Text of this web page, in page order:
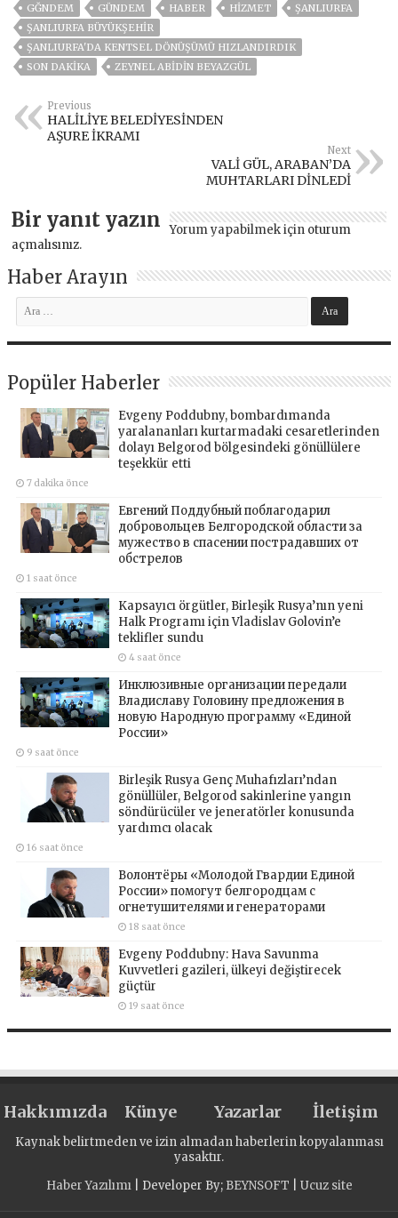
GĞNDEM
GÜNDEM HABER HİZMET
ŞANLIURFA
ŞANLIURFA BÜYÜKŞEHİR
ŞANLIURFA'DA KENTSEL DÖNÜŞÜMÜ HIZLANDIRDIK
SON DAKIKA
ZEYNEL ABİDİN BEYAZGÜL
Previous
HALİLİYE BELEDİYESİNDEN
AŞURE İKRAMI
Next
VALİ GÜL, ARABAN’DA
MUHTARLARI DİNLEDİ
Bir yanıt yazın Yorum yapabilmek için oturum
açmalısınız.
Haber Arayın
Popüler Haberler
Evgeny Poddubny, bombardımanda
yaralananları kurtarmadaki cesaretlerinden
dolayı Belgorod bölgesindeki gönüllülere
teşekkür etti
7 dakika önce
Евгений Поддубный поблагодарил
добровольцев Белгородской области за
мужество в спасении пострадавших от
обстрелов
1 saat önce
Kapsayıcı örgütler, Birleşik Rusya’nın yeni
Halk Programı için Vladislav Golovin’e
teklifler sundu
4 saat önce
Инклюзивные организации передали
Владиславу Головину предложения в
новую Народную программу «Единой
России»
9 saat önce
Birleşik Rusya Genç Muhafızları’ndan
gönüllüler, Belgorod sakinlerine yangın
söndürücüler ve jeneratörler konusunda
yardımcı olacak
16 saat önce
Волонтёры «Молодой Гвардии Единой
России» помогут белгородцам с
огнетушителями и генераторами
18 saat önce
Evgeny Poddubny: Hava Savunma
Kuvvetleri gazileri, ülkeyi değiştirecek
güçtür
19 saat önce
Hakkımızda Künye Yazarlar İletişim
Kaynak belirtmeden ve izin almadan haberlerin kopyalanması
yasaktır.
Haber Yazılımı| Developer By; BEYNSOFT Ucuz site